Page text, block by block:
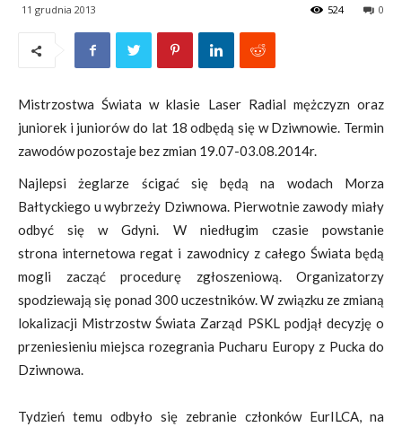
11 grudnia 2013 0
524
Mistrzostwa Świata w klasie Laser Radial mężczyzn oraz
juniorek i juniorów do lat 18 odbędą się w Dziwnowie. Termin
zawodów pozostaje bez zmian 19.07-03.08.2014r.
Najlepsi żeglarze ścigać się będą na wodach Morza
Bałtyckiego u wybrzeży Dziwnowa. Pierwotnie zawody miały
odbyć się w Gdyni. W niedługim czasie powstanie
strona internetowa regat i zawodnicy z całego Świata będą
mogli zacząć procedurę zgłoszeniową. Organizatorzy
spodziewają się ponad 300 uczestników. W związku ze zmianą
lokalizacji Mistrzostw Świata Zarząd PSKL podjął decyzję o
przeniesieniu miejsca rozegrania Pucharu Europy z Pucka do
Dziwnowa.
Tydzień temu odbyło się zebranie członków EurILCA, na